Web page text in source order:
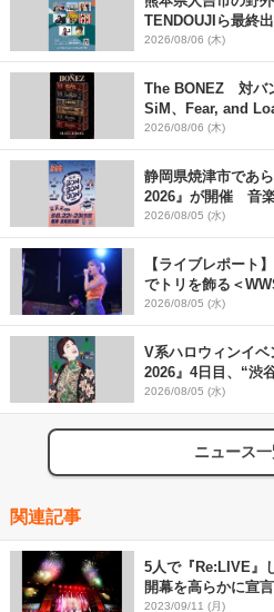
TENDOUJIら最終
支援プロジェクトの
2026/08/06 (木)
The BONEZ 対バ
SiM、Fear, and
アーティストを一斉
2026/08/06 (木)
静岡県焼津市であ
2026』が開催 音
メ×ランタンナイト
2026/08/05 (水)
【ライブレポート
でトリを飾る＜
2026/08/05 (水)
V系ハロウィンイ
2026』4日目、“渋
組を発表
2026/08/05 (水)
ニュース
関連記事
5人で『Re:LIVE』
開幕を高らかに宣
夜祭~』ライブレポ
2023/09/11 (月)